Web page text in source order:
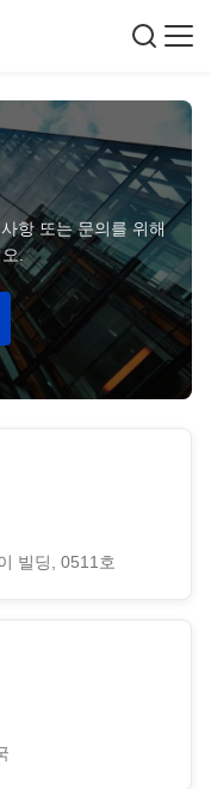
항 또는 문의를 위해
.
빌딩, 0511호